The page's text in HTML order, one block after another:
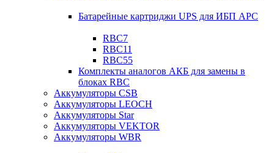
Батарейные картриджи UPS для ИБП APC
RBC7
RBC11
RBC55
Комплекты аналогов АКБ для замены в
блоках RBC
Аккумуляторы CSB
Аккумуляторы LEOCH
Аккумуляторы Star
Аккумуляторы VEKTOR
Аккумуляторы WBR